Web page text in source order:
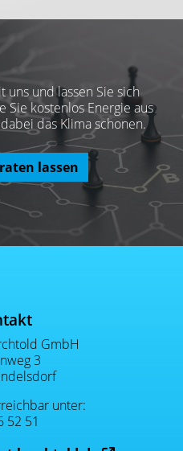
uns und lassen Sie sich
kostenlos Energie aus
das Klima schonen.
lassen
GmbH
3
unter:
52 51